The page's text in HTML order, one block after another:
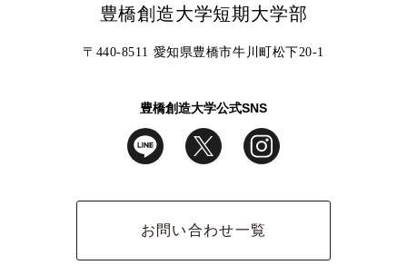
豊橋創造大学短期大学部
〒440-8511 愛知県豊橋市牛川町松下20-1
豊橋創造大学公式SNS
お問い合わせ一覧